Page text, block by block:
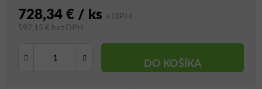
728,34 € / ks
592,15 € bez DPH
DO KOŠÍKA